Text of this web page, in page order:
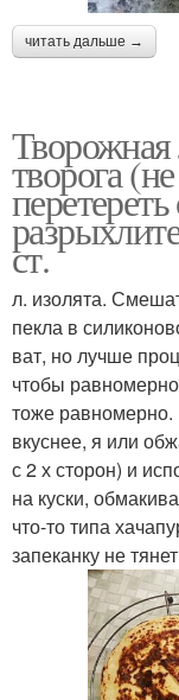
читать дальше →
творога
ст.
л. изолята.
пекла в
ват, но лучше
чтобы
тоже равномерно.
вкуснее, я или
с 2 х сторон) и
на куски,
что-то типа
запеканку не тянет